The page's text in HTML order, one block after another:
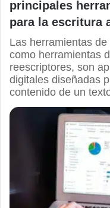
principales
para la escritura
Las herramientas
como herramientas
reescriptores, son
digitales diseñadas
contenido de un